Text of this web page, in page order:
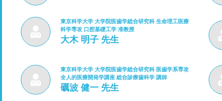
東京科学大学 大学院医歯学総合研究科 生命理工医療
科学専攻 口腔基礎工学 准教授
大木 明子 先生
東京科学大学 大学院医歯学総合研究科 医歯学系専攻
全人的医療開発学講座 総合診療歯科学 講師
礪波 健一 先生